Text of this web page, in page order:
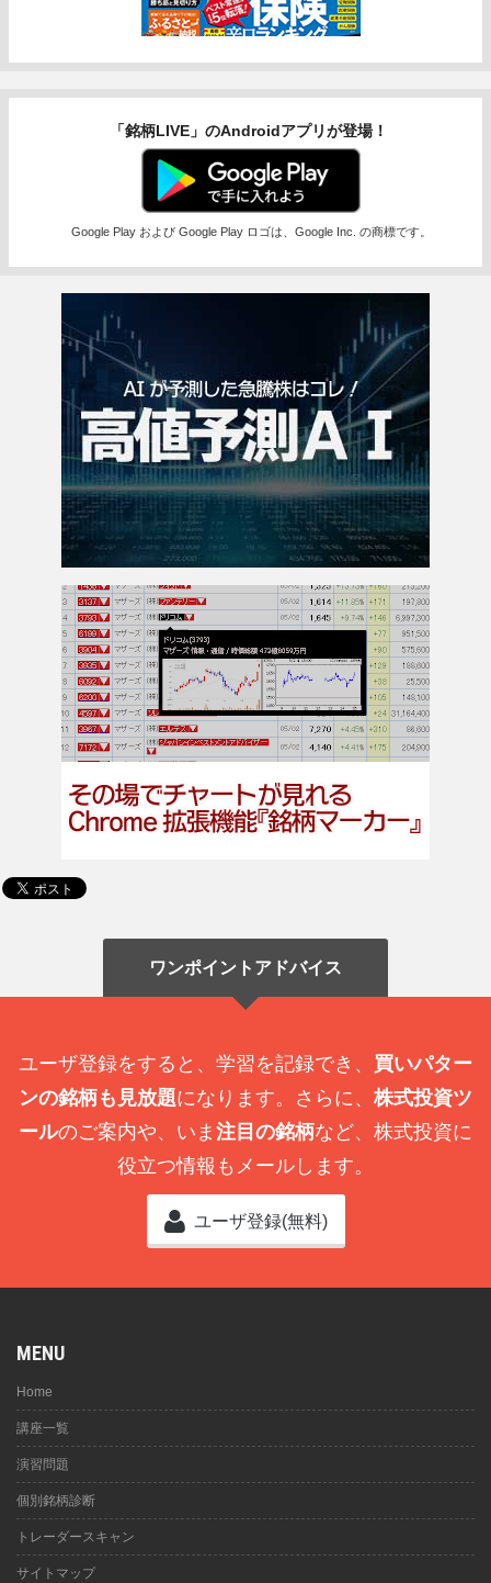
「銘柄LIVE」のAndroidアプリが登場！
Google Play および Google Play ロゴは、Google Inc. の商標です。
ワンポイントアドバイス
ユーザ登録をすると、学習を記録でき、 買いパター
ンの銘柄も見放題になります。さらに、 株式投資ツ
ールのご案内や、いま 注目の銘柄など、株式投資に
役立つ情報もメールします。
ユーザ登録(無料)
MENU
Home
講座一覧
演習問題
個別銘柄診断
トレーダースキャン
サイトマップ